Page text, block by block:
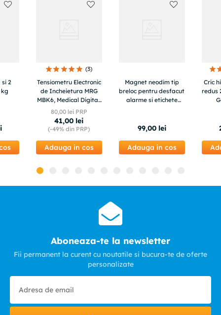
si 2
kg
(3)
Tensiometru Electronic
de Incheietura MRG
MBK6, Medical Digital,
Automat
80,00lei PRP
41,00 lei
(-49% din PRP)
Adauga in cos
Magnet neodim tip
breloc pentru desfacut
alarme si etichete
99,00 lei
Adauga in cos
Cric
redus
Aboneaza-te la newsletter
Fii permanent la curent cu noutatile si bucura-te de oferte
personalizate